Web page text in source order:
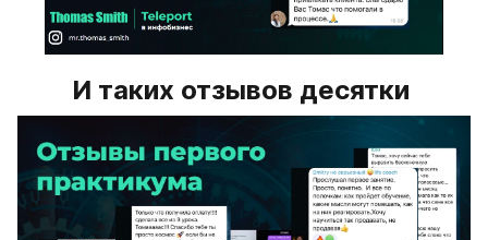
И таких отзывов десятки